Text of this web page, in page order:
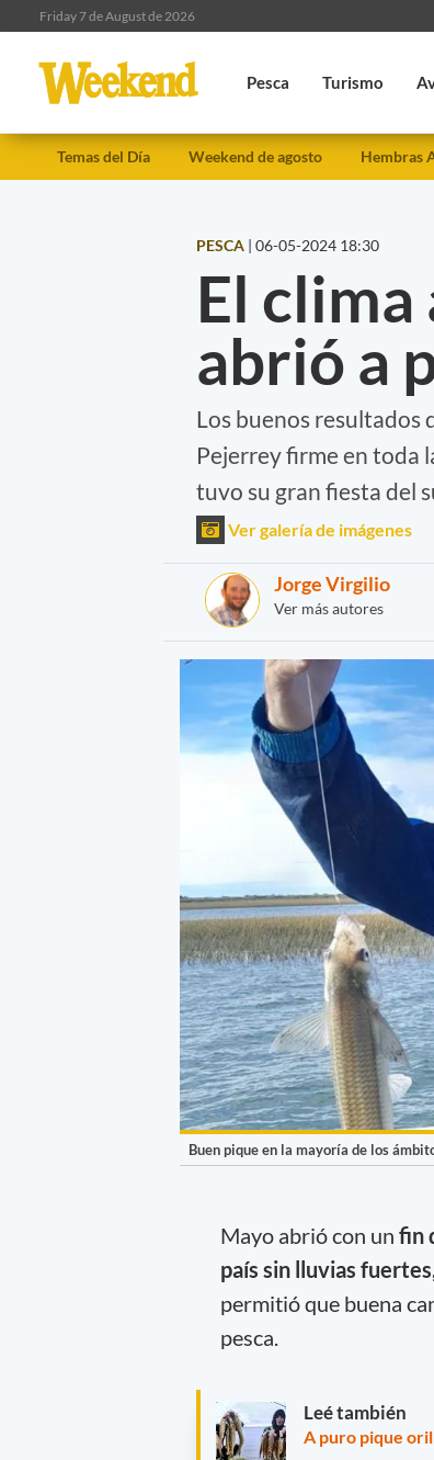
Friday 7 de August de 2026
Pesca Turismo
Temas del Día Weekend de agosto Hembras
PESCA | 06-05-2024 18:30
El
abrió a
Los buenos resultados
Pejerrey firme en toda
tuvo su gran fiesta del
Ver galería de imágenes
Jorge Virgilio
Ver más autores
Buen pique en la mayoría de los
Mayo abrió con un fin
país sin lluvias
permitió que buena
pesca.
Leé también
A puro pique